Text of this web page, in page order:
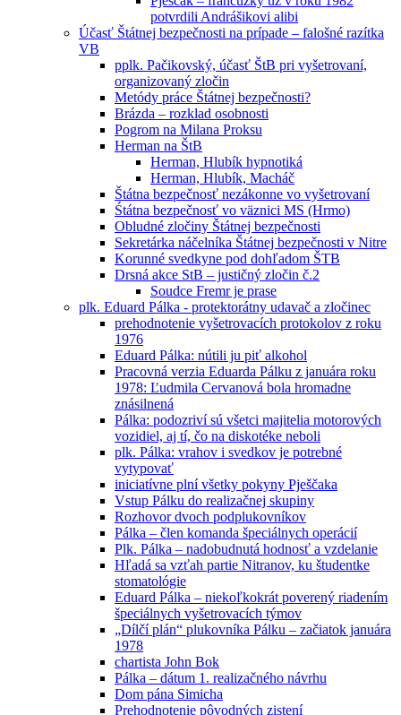
potvrdili Andrášikovi alibi
Účasť Štátnej bezpečnosti na prípade – falošné razítka
VB
pplk. Pačikovský, účasť ŠtB pri vyšetrovaní,
organizovaný zločin
Metódy práce Štátnej bezpečnosti?
Brázda – rozklad osobnosti
Pogrom na Milana Proksu
Herman na ŠtB
Herman, Hlubík hypnotiká
Herman, Hlubík, Macháč
Štátna bezpečnosť nezákonne vo vyšetrovaní
Śtátna bezpečnosť vo väznici MS (Hrmo)
Obludné zločiny Štátnej bezpečnosti
Sekretárka náčelníka Štátnej bezpečnosti v Nitre
Korunné svedkyne pod dohľadom ŠTB
Drsná akce StB – justičný zločin č.2
Soudce Fremr je prase
plk. Eduard Pálka - protektorátny udavač a zločinec
prehodnotenie vyšetrovacích protokolov z roku
1976
Eduard Pálka: nútili ju piť alkohol
Pracovná verzia Eduarda Pálku z januára roku
1978: Ľudmila Cervanová bola hromadne
znásilnená
Pálka: podozriví sú všetci majitelia motorových
vozidiel, aj tí, čo na diskotéke neboli
plk. Pálka: vrahov i svedkov je potrebné
vytypovať
iniciatívne plní všetky pokyny Pješčaka
Vstup Pálku do realizačnej skupiny
Rozhovor dvoch podplukovníkov
Pálka – člen komanda špeciálnych operácií
Plk. Pálka – nadobudnutá hodnosť a vzdelanie
Hľadá sa vzťah partie Nitranov, ku študentke
stomatológie
Eduard Pálka – niekoľkokrát poverený riadením
špeciálnych vyšetrovacích týmov
„Dílčí plán“ plukovníka Pálku – začiatok januára
1978
chartista John Bok
Pálka – dátum 1. realizačného návrhu
Dom pána Simicha
Prehodnotenie pôvodných zistení